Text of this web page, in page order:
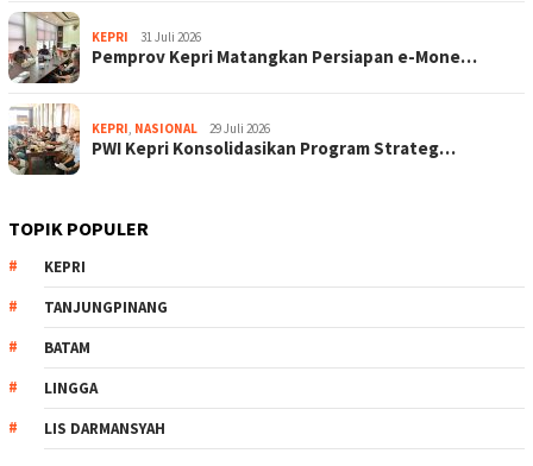
KEPRI 31 Juli 2026
Pemprov Kepri Matangkan Persiapan e-Mone…
KEPRI, NASIONAL 29 Juli 2026
PWI Kepri Konsolidasikan Program Strateg…
TOPIK POPULER
KEPRI
TANJUNGPINANG
BATAM
LINGGA
LIS DARMANSYAH